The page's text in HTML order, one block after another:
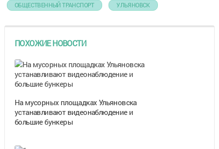
ОБЩЕСТВЕННЫЙ ТРАНСПОРТ УЛЬЯНОВСК
ПОХОЖИЕ НОВОСТИ
На мусорных площадках Ульяновска
устанавливают видеонаблюдение и
большие бункеры